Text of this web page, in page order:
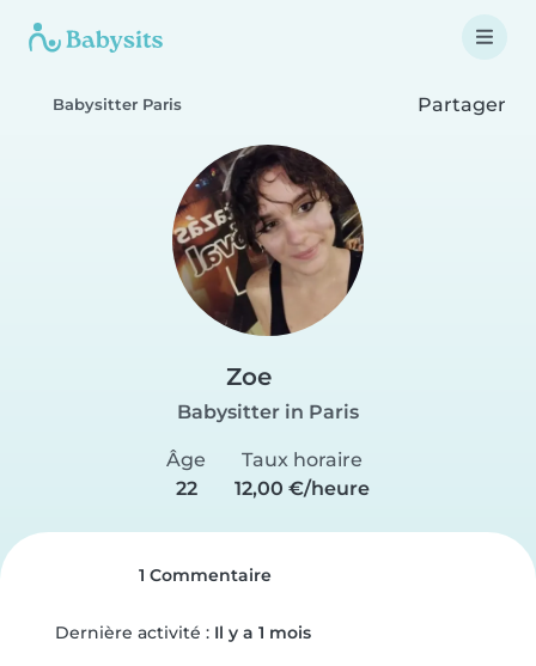
Babysitter Paris Partager
Zoe
Babysitter in Paris
Âge
22
Taux horaire
12,00 €/heure
1 Commentaire
Dernière activité : Il y a 1 mois